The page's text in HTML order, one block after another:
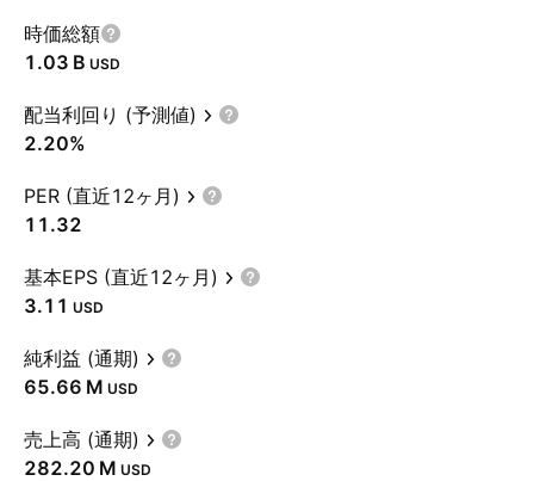
時価総額
‪1.03 B‬ USD
配当利回り (予測値)
2.20%
PER (直近12ヶ月)
11.32
基本EPS (直近12ヶ月)
3.11 USD
純利益 (通期)
‪65.66 M‬ USD
売上高 (通期)
‪282.20 M‬ USD